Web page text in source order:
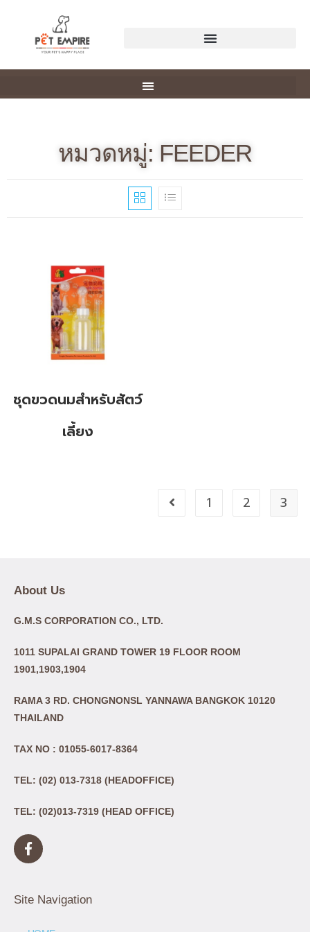
หมวดหมู่: FEEDER
ชุดขวดนมสำหรับสัตว์
เลี้ยง
1 2 3
About Us
G.M.S CORPORATION CO., LTD.
1011 SUPALAI GRAND TOWER 19 FLOOR ROOM
1901,1903,1904
RAMA 3 RD. CHONGNONSL YANNAWA BANGKOK 10120
THAILAND
TAX NO : 01055-6017-8364
TEL: (02) 013-7318 (HEADOFFICE)
TEL: (02)013-7319 (HEAD OFFICE)
Site Navigation